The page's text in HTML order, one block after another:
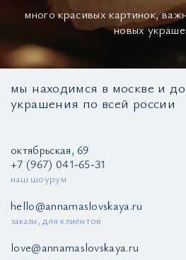
много красивых картинок,
новых
мы находимся в москве и
украшения по всей россии
октябрьская, 69
+7 (967) 041-65-31
наш шоурум
hello@annamaslovskaya.ru
заказы, для клиентов
love@annamaslovskaya.ru